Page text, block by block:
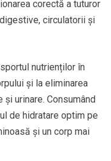
corectă a tuturor
circulatorii și
nutrienților în
și la eliminarea
urinare. Consumând
de hidratare optim pe
și un corp mai